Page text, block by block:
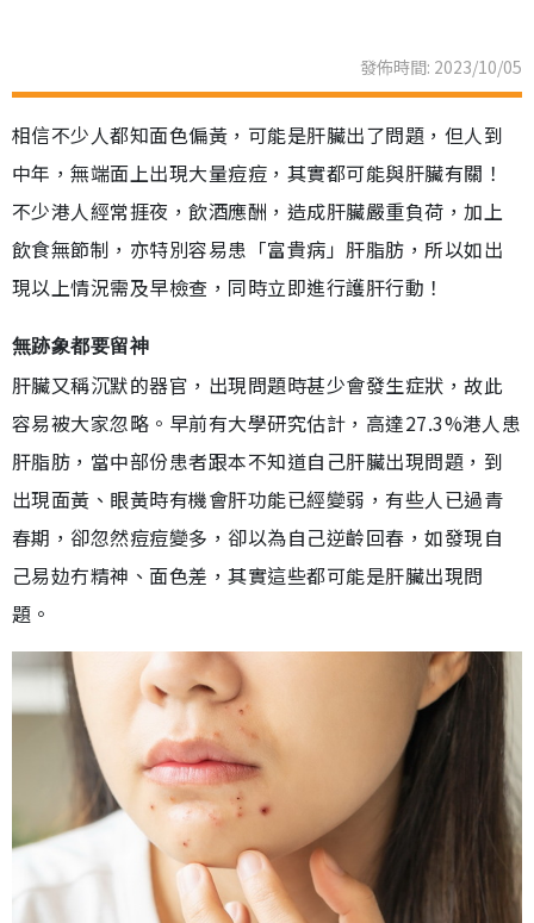
發佈時間: 2023/10/05
相信不少人都知面色偏黃，可能是肝臟出了問題，但人到
中年，無端面上出現大量痘痘，其實都可能與肝臟有關！
不少港人經常捱夜，飲酒應酬，造成肝臟嚴重負荷，加上
飲食無節制，亦特別容易患「富貴病」肝脂肪，所以如出
現以上情況需及早檢查，同時立即進行護肝行動！
無跡象都要留神
肝臟又稱沉默的器官，出現問題時甚少會發生症狀，故此
容易被大家忽略。早前有大學研究估計，高達27.3%港人患
肝脂肪，當中部份患者跟本不知道自己肝臟出現問題，到
出現面黃、眼黃時有機會肝功能已經變弱，有些人已過青
春期，卻忽然痘痘變多，卻以為自己逆齡回春，如發現自
己易攰冇精神、面色差，其實這些都可能是肝臟出現問
題。